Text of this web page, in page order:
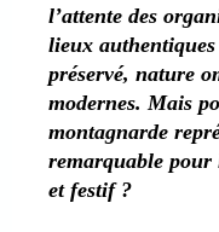
l’attente des
lieux
préservé, nature
modernes. Mais
montagnarde
remarquable pour
et festif ?